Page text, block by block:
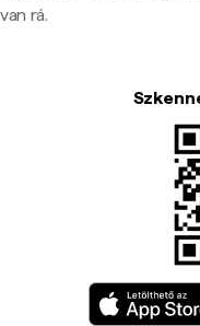
van rá.